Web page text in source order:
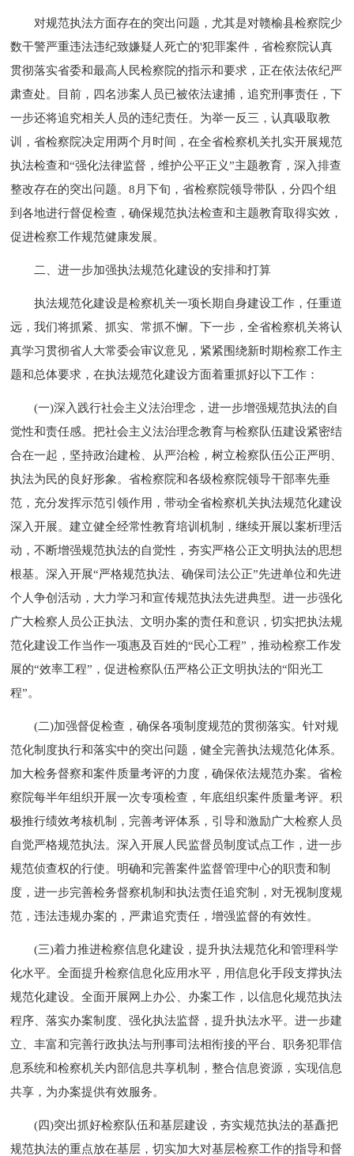
对规范执法方面存在的突出问题，尤其是对赣榆县检察院少
数干警严重违法违纪致嫌疑人死亡的'犯罪案件，省检察院认真
贯彻落实省委和最高人民检察院的指示和要求，正在依法依纪严
肃查处。目前，四名涉案人员已被依法逮捕，追究刑事责任，下
一步还将追究相关人员的违纪责任。为举一反三，认真吸取教
训，省检察院决定用两个月时间，在全省检察机关扎实开展规范
执法检查和“强化法律监督，维护公平正义”主题教育，深入排查
整改存在的突出问题。8月下旬，省检察院领导带队，分四个组
到各地进行督促检查，确保规范执法检查和主题教育取得实效，
促进检察工作规范健康发展。
二、进一步加强执法规范化建设的安排和打算
执法规范化建设是检察机关一项长期自身建设工作，任重道
远，我们将抓紧、抓实、常抓不懈。下一步，全省检察机关将认
真学习贯彻省人大常委会审议意见，紧紧围绕新时期检察工作主
题和总体要求，在执法规范化建设方面着重抓好以下工作：
(一)深入践行社会主义法治理念，进一步增强规范执法的自
觉性和责任感。把社会主义法治理念教育与检察队伍建设紧密结
合在一起，坚持政治建检、从严治检，树立检察队伍公正严明、
执法为民的良好形象。省检察院和各级检察院领导干部率先垂
范，充分发挥示范引领作用，带动全省检察机关执法规范化建设
深入开展。建立健全经常性教育培训机制，继续开展以案析理活
动，不断增强规范执法的自觉性，夯实严格公正文明执法的思想
根基。深入开展“严格规范执法、确保司法公正”先进单位和先进
个人争创活动，大力学习和宣传规范执法先进典型。进一步强化
广大检察人员公正执法、文明办案的责任和意识，切实把执法规
范化建设工作当作一项惠及百姓的“民心工程”，推动检察工作发
展的“效率工程”，促进检察队伍严格公正文明执法的“阳光工
程”。
(二)加强督促检查，确保各项制度规范的贯彻落实。针对规
范化制度执行和落实中的突出问题，健全完善执法规范化体系。
加大检务督察和案件质量考评的力度，确保依法规范办案。省检
察院每半年组织开展一次专项检查，年底组织案件质量考评。积
极推行绩效考核机制，完善考评体系，引导和激励广大检察人员
自觉严格规范执法。深入开展人民监督员制度试点工作，进一步
规范侦查权的行使。明确和完善案件监督管理中心的职责和制
度，进一步完善检务督察机制和执法责任追究制，对无视制度规
范，违法违规办案的，严肃追究责任，增强监督的有效性。
(三)着力推进检察信息化建设，提升执法规范化和管理科学
化水平。全面提升检察信息化应用水平，用信息化手段支撑执法
规范化建设。全面开展网上办公、办案工作，以信息化规范执法
程序、落实办案制度、强化执法监督，提升执法水平。进一步建
立、丰富和完善行政执法与刑事司法相衔接的平台、职务犯罪信
息系统和检察机关内部信息共享机制，整合信息资源，实现信息
共享，为办案提供有效服务。
(四)突出抓好检察队伍和基层建设，夯实规范执法的基矗把
规范执法的重点放在基层，切实加大对基层检察工作的指导和督